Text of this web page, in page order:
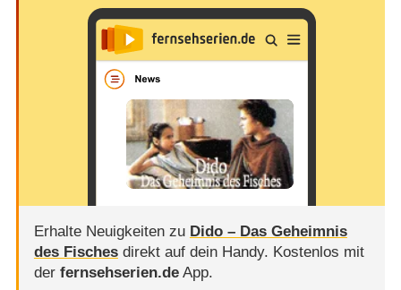
Erhalte Neuigkeiten zu Dido – Das Geheimnis
des Fischesdirekt auf dein Handy. Kostenlos mit
der fernsehserien.deApp.